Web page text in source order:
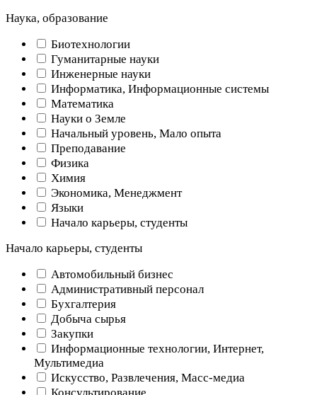
Наука, образование
Биотехнологии
Гуманитарные науки
Инженерные науки
Информатика, Информационные системы
Математика
Науки о Земле
Начальный уровень, Мало опыта
Преподавание
Физика
Химия
Экономика, Менеджмент
Языки
Начало карьеры, студенты
Начало карьеры, студенты
Автомобильный бизнес
Административный персонал
Бухгалтерия
Добыча сырья
Закупки
Информационные технологии, Интернет,
Мультимедиа
Искусство, Развлечения, Масс-медиа